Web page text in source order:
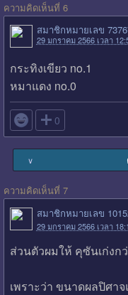
ความคิดเห็นที่ 6
สมาชิกหมายเลข
29 มกราคม 2566 เวลา
กระทิงเขียว no.1
หมาแดง no.0
 0
∨
ความคิดเห็นที่ 7
สมาชิกหมายเลข
29 มกราคม 2566 เวลา
ส่วนตัวผมให้ คุซันเก่ง
เพราะว่า ขนาดผลปิศา